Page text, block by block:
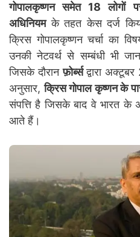
गोपालकृष्णन समेत 18 लोगों
अधिनियमके तहत केस दर्ज
क्रिस गोपालकृष्णन चर्चा का
उनकी नेटवर्थ से सम्बंधी भी
जिसके दौरानफ़ोर्ब्सद्वारा
अनुसार,क्रिस गोपाल कृष्णन के
संपत्ति है जिसके बाद वे भारत के
आते हैं।